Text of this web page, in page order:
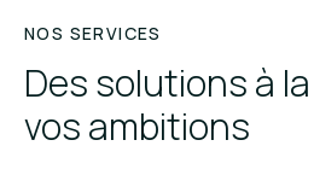
NOS SERVICES
Des solutions à
vos ambitions